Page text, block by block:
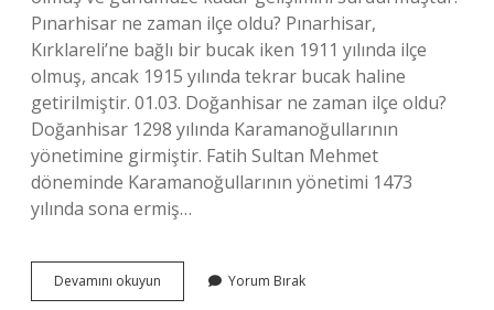
Pınarhisar ne zaman ilçe oldu? Pınarhisar,
Kırklareli’ne bağlı bir bucak iken 1911 yılında ilçe
olmuş, ancak 1915 yılında tekrar bucak haline
getirilmiştir. 01.03. Doğanhisar ne zaman ilçe oldu?
Doğanhisar 1298 yılında Karamanoğullarının
yönetimine girmiştir. Fatih Sultan Mehmet
döneminde Karamanoğullarının yönetimi 1473
yılında sona ermiş…
Devamını okuyun Sultanhisar
Ne
Yorum Bırak